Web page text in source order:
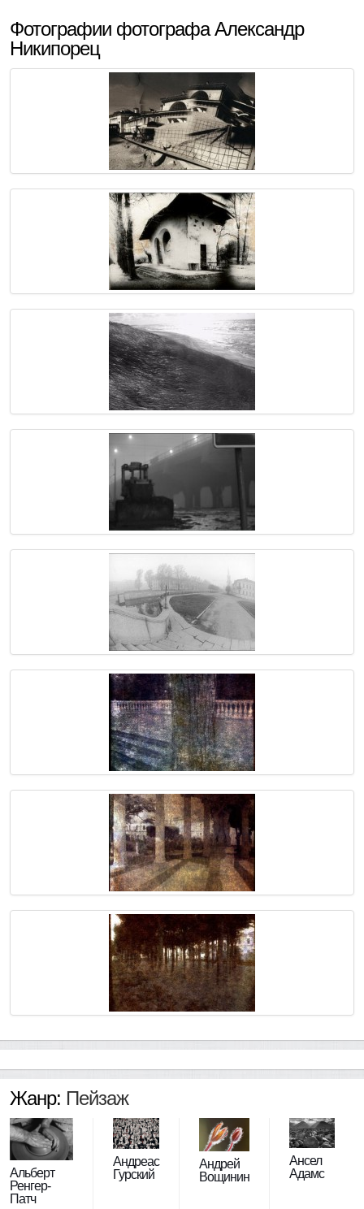
Фотографии фотографа Александр
Никипорец
Жанр: Пейзаж
Альберт
Ренгер-
Патч
Андреас
Гурский
Андрей
Вощинин
Ансел
Адамс